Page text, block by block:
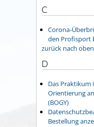
C
Corona-
den Profisport
zurück nach oben
D
Das Praktikum
Orientierung
(BOGY)
Bestellung